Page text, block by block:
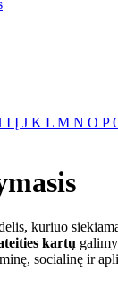
I Į J K L M N O P
kuriuo
kartų
socialinę ir